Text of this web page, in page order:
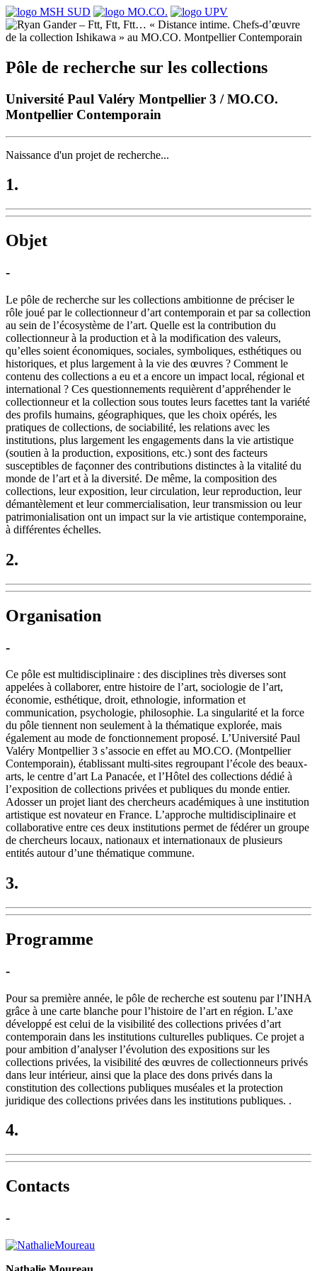
Pôle de recherche sur les collections
Université Paul Valéry Montpellier 3 / MO.CO.
Montpellier Contemporain
Naissance d'un projet de recherche...
1.
Objet
-
Le pôle de recherche sur les collections ambitionne de préciser le
rôle joué par le collectionneur d’art contemporain et par sa collection
au sein de l’écosystème de l’art. Quelle est la contribution du
collectionneur à la production et à la modification des valeurs,
qu’elles soient économiques, sociales, symboliques, esthétiques ou
historiques, et plus largement à la vie des œuvres ? Comment le
contenu des collections a eu et a encore un impact local, régional et
international ? Ces questionnements requièrent d’appréhender le
collectionneur et la collection sous toutes leurs facettes tant la variété
des profils humains, géographiques, que les choix opérés, les
pratiques de collections, de sociabilité, les relations avec les
institutions, plus largement les engagements dans la vie artistique
(soutien à la production, expositions, etc.) sont des facteurs
susceptibles de façonner des contributions distinctes à la vitalité du
monde de l’art et à la diversité. De même, la composition des
collections, leur exposition, leur circulation, leur reproduction, leur
démantèlement et leur commercialisation, leur transmission ou leur
patrimonialisation ont un impact sur la vie artistique contemporaine,
à différentes échelles.
2.
Organisation
-
Ce pôle est multidisciplinaire : des disciplines très diverses sont
appelées à collaborer, entre histoire de l’art, sociologie de l’art,
économie, esthétique, droit, ethnologie, information et
communication, psychologie, philosophie. La singularité et la force
du pôle tiennent non seulement à la thématique explorée, mais
également au mode de fonctionnement proposé. L’Université Paul
Valéry Montpellier 3 s’associe en effet au MO.CO. (Montpellier
Contemporain), établissant multi-sites regroupant l’école des beaux-
arts, le centre d’art La Panacée, et l’Hôtel des collections dédié à
l’exposition de collections privées et publiques du monde entier.
Adosser un projet liant des chercheurs académiques à une institution
artistique est novateur en France. L’approche multidisciplinaire et
collaborative entre ces deux institutions permet de fédérer un groupe
de chercheurs locaux, nationaux et internationaux de plusieurs
entités autour d’une thématique commune.
3.
Programme
-
Pour sa première année, le pôle de recherche est soutenu par l’INHA
grâce à une carte blanche pour l’histoire de l’art en région. L’axe
développé est celui de la visibilité des collections privées d’art
contemporain dans les institutions culturelles publiques. Ce projet a
pour ambition d’analyser l’évolution des expositions sur les
collections privées, la visibilité des œuvres de collectionneurs privés
dans leur intérieur, ainsi que la place des dons privés dans la
constitution des collections publiques muséales et la protection
juridique des collections privées dans les institutions publiques. .
4.
Contacts
-